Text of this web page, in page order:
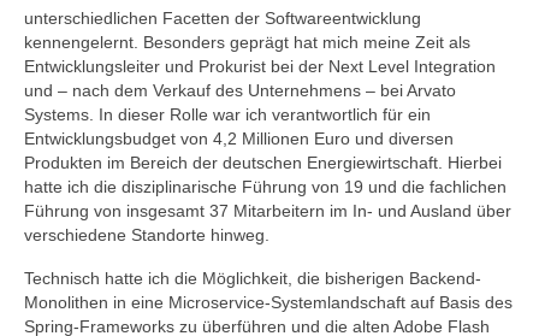
unterschiedlichen Facetten der Softwareentwicklung
kennengelernt. Besonders geprägt hat mich meine Zeit als
Entwicklungsleiter und Prokurist bei der Next Level Integration
und – nach dem Verkauf des Unternehmens – bei Arvato
Systems. In dieser Rolle war ich verantwortlich für ein
Entwicklungsbudget von 4,2 Millionen Euro und diversen
Produkten im Bereich der deutschen Energiewirtschaft. Hierbei
hatte ich die disziplinarische Führung von 19 und die fachlichen
Führung von insgesamt 37 Mitarbeitern im In- und Ausland über
verschiedene Standorte hinweg.
Technisch hatte ich die Möglichkeit, die bisherigen Backend-
Monolithen in eine Microservice-Systemlandschaft auf Basis des
Spring-Frameworks zu überführen und die alten Adobe Flash